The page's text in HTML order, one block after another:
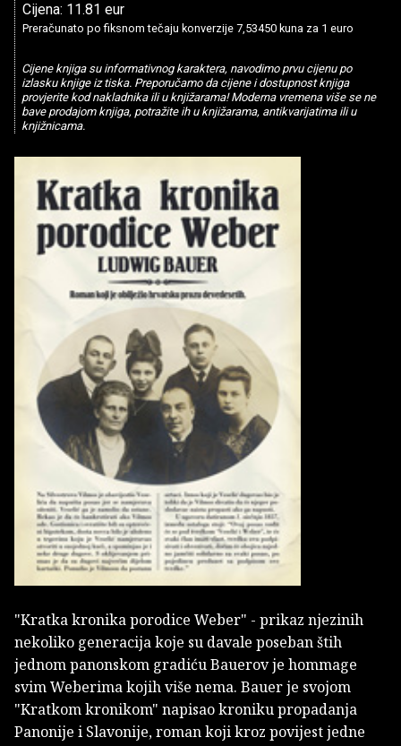
Cijena: 11.81 eur
Preračunato po fiksnom tečaju konverzije 7,53450 kuna za 1 euro
Cijene knjiga su informativnog karaktera, navodimo prvu cijenu po
izlasku knjige iz tiska. Preporučamo da cijene i dostupnost knjiga
provjerite kod nakladnika ili u knjižarama! Moderna vremena više se ne
bave prodajom knjiga, potražite ih u knjižarama, antikvarijatima ili u
knjižnicama.
"Kratka kronika porodice Weber" - prikaz njezinih
nekoliko generacija koje su davale poseban štih
jednom panonskom gradiću Bauerov je hommage
svim Weberima kojih više nema. Bauer je svojom
"Kratkom kronikom" napisao kroniku propadanja
Panonije i Slavonije, roman koji kroz povijest jedne